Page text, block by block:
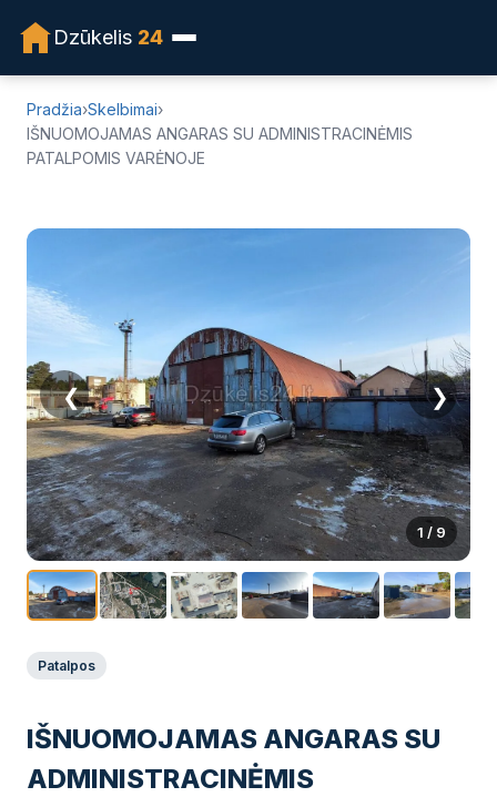
Dzūkelis 24
Pradžia›Skelbimai›
IŠNUOMOJAMAS ANGARAS SU ADMINISTRACINĖMIS
PATALPOMIS VARĖNOJE
❮ ❯
1 / 9
NUOMA
Patalpos
IŠNUOMOJAMAS ANGARAS SU
ADMINISTRACINĖMIS